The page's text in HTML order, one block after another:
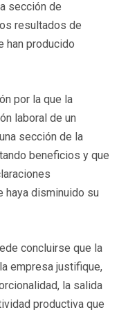
sección de
resultados de
han producido
por la que la
laboral de un
sección de la
beneficios y que
disminuido su
concluirse que la
empresa justifique,
la salida
productiva que